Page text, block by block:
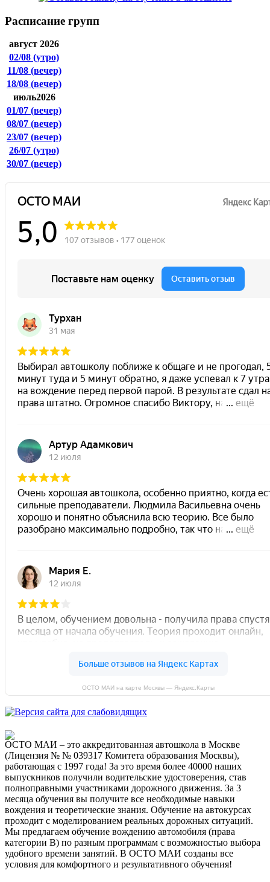
Расписание групп
август 2026
02/08 (утро)
11/08(вечер)
18/08 (вечер)
июль2026
01/07 (вечер)
08/07 (вечер)
23/07 (вечер)
26/07 (утро)
30/07 (вечер)
ОСТО МАИ на карте Москвы — Яндекс.Карты
ОСТО МАИ – это аккредитованная автошкола в Москве
(Лицензия № № 039317 Комитета образования Москвы),
работающая с 1997 года! За это время более 40000 наших
выпускников получили водительские удостоверения, став
полноправными участниками дорожного движения. За 3
месяца обучения вы получите все необходимые навыки
вождения и теоретические знания. Обучение на автокурсах
проходит с моделированием реальных дорожных ситуаций.
Мы предлагаем обучение вождению автомобиля (права
категории B) по разным программам с возможностью выбора
удобного времени занятий. В ОСТО МАИ созданы все
условия для комфортного и результативного обучения!